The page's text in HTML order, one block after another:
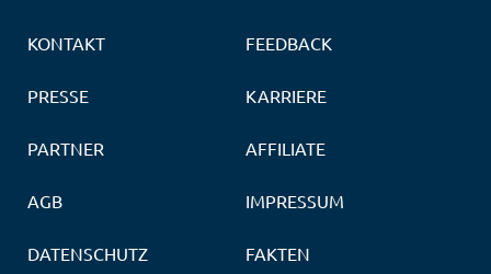
KONTAKT FEEDBACK
PRESSE KARRIERE
PARTNER AFFILIATE
AGB IMPRESSUM
DATENSCHUTZ FAKTEN